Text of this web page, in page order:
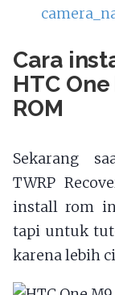
Cara
HTC
ROM
Sekarang
TWRP
install rom
tapi untuk
karena lebih